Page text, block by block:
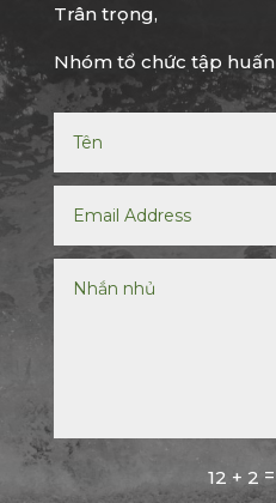
Trân trọng,
Nhóm tổ chức tập huấn
12 + 2 =